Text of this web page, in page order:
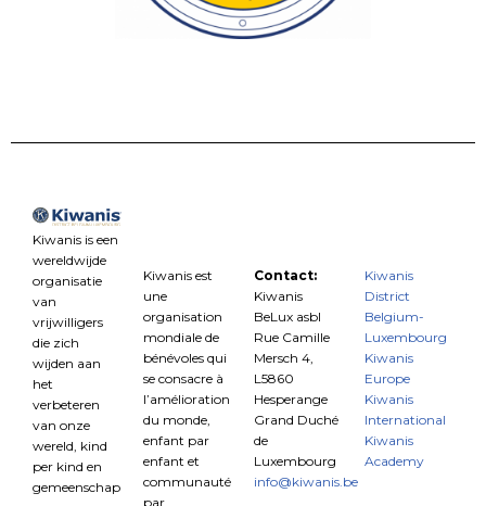
Kiwanis is een
wereldwijde
organisatie
van
vrijwilligers
die zich
wijden aan
het
verbeteren
van onze
wereld, kind
per kind en
gemeenschap
Kiwanis est
une
organisation
mondiale de
bénévoles qui
se consacre à
l’amélioration
du monde,
enfant par
enfant et
communauté
par
Contact:
Kiwanis
BeLux asbl
Rue Camille
Mersch 4,
L5860
Hesperange
Grand Duché
de
Luxembourg
info@kiwanis.be
Kiwanis
District
Belgium-
Luxembourg
Kiwanis
Europe
Kiwanis
International
Kiwanis
Academy